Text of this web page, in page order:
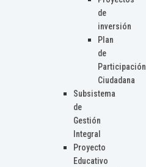
de
inversión
Plan
de
Participación
Ciudadana
Subsistema
de
Gestión
Integral
Proyecto
Educativo